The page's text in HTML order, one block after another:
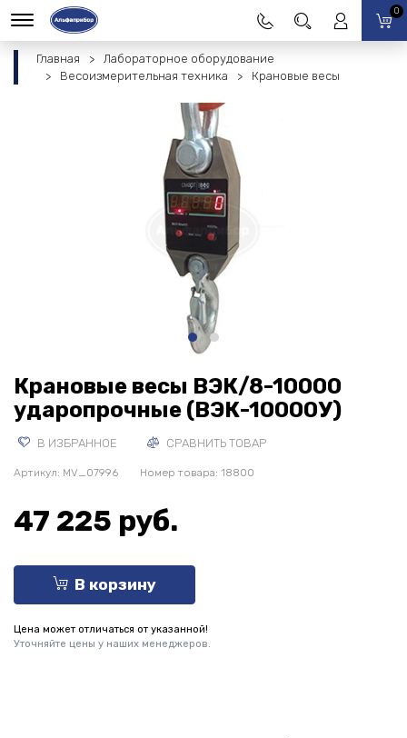
0
Главная
Лабораторное оборудование
Весоизмерительная техника
Крановые весы
Крановые весы ВЭК/8-10000
ударопрочные (ВЭК-10000У)
В ИЗБРАННОЕ СРАВНИТЬ ТОВАР
Артикул: MV_07996 Номер товара: 18800
47 225 руб.
В корзину
Цена может отличаться от указанной!
Уточняйте цены у наших менеджеров.